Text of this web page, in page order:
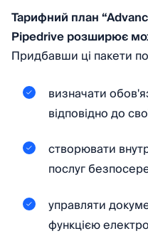
Тарифний план
Pipedrive розширює
Придбавши ці пакети
визначати
відповідно до
створювати
послуг
управляти
функцією